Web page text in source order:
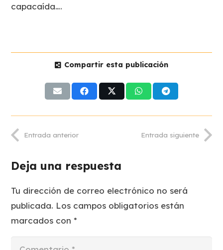
capacaída….
Compartir esta publicación
Entrada anterior Entrada siguiente
Deja una respuesta
Tu dirección de correo electrónico no será
publicada. Los campos obligatorios están
marcados con*